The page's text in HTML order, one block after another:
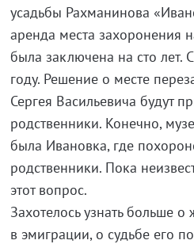
усадьбы Рахманинова
аренда места захоронения
была заключена на сто лет.
году. Решение о месте
Сергея Васильевича будут
родственники. Конечно,
была Ивановка, где
родственники. Пока
этот вопрос.
Захотелось узнать больше
в эмиграции, о судьбе его